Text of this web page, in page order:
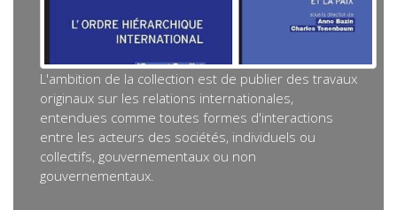
L'ambition de la collection est de publier des travaux
originaux sur les relations internationales,
entendues comme toutes formes d'interactions
entre les acteurs des sociétés, individuels ou
collectifs, gouvernementaux ou non
gouvernementaux.